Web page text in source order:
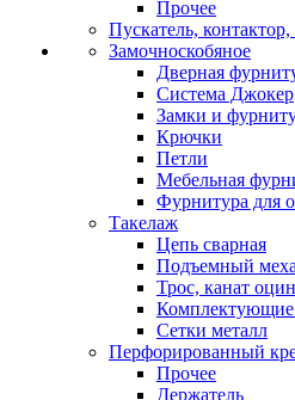
Прочее
Пускатель, контактор,
Замочноскобяное
Дверная
Система Джокер
Замки и
Крючки
Петли
Мебельная
Фурнитура для
Такелаж
Цепь сварная
Подъемный
Трос, канат
Комплектующие
Сетки металл
Перфорированный
Прочее
Держатель